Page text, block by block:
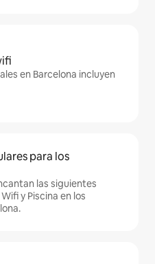
en Barcelona incluyen
para los
las siguientes
y Piscina en los